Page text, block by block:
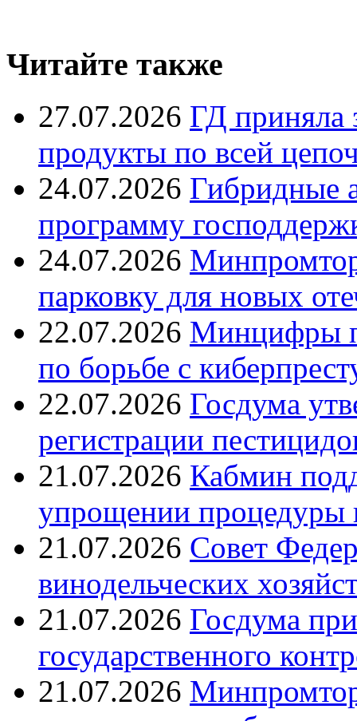
Читайте также
27.07.2026 ГД приняла
продукты по всей
24.07.2026 Гибридные
программу
24.07.2026
парковку для новых
22.07.2026 Минцифры
по борьбе с
22.07.2026 Госдума
регистрации
21.07.2026 Кабмин
упрощении процедуры
21.07.2026 Совет
винодельческих
21.07.2026 Госдума
государственного
21.07.2026